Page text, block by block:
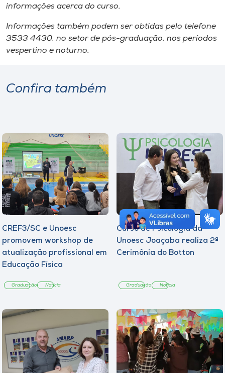
informações acerca do curso.
Informações também podem ser obtidas pelo telefone
3533 4430, no setor de pós-graduação, nos períodos
vespertino e noturno.
Confira também
CREF3/SC e Unoesc
promovem workshop de
atualização profissional em
Educação Física
Graduação Notícia
Curso de Psicologia da
Unoesc Joaçaba realiza 2ª
Cerimônia do Botton
Graduação Notícia